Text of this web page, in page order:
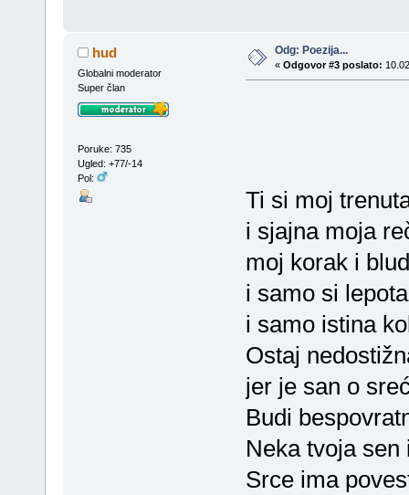
hud
Globalni moderator
Super član
Poruke: 735
Ugled: +77/-14
Pol:
Odg: Poezija...
« Odgovor #3 poslato:
Ti si moj
i sjajna moja
moj korak i
i samo si
i samo istina
Ostaj
jer je san o
Budi
Neka tvoja sen
Srce ima